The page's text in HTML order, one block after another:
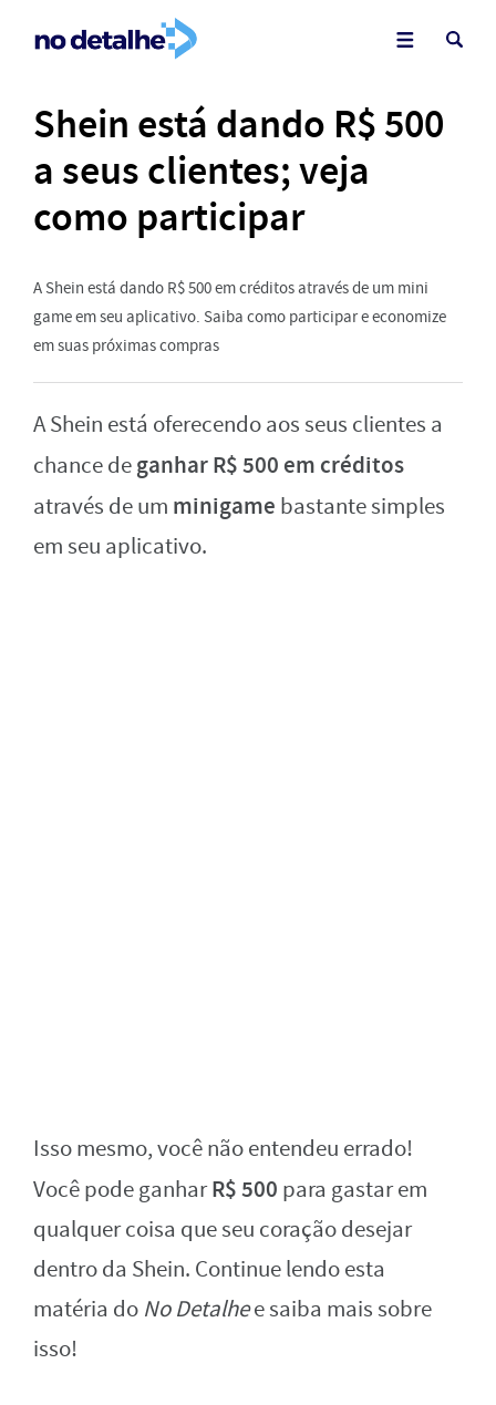
Shein está dando R$ 500
a seus clientes; veja
como participar
A Shein está dando R$ 500 em créditos através de um mini
game em seu aplicativo. Saiba como participar e economize
em suas próximas compras
A Shein está oferecendo aos seus clientes a
chance deganhar R$ 500 em créditos
através de um minigame bastante simples
em seu aplicativo.
Isso mesmo, você não entendeu errado!
Você pode ganharR$ 500 para gastar em
qualquer coisa que seu coração desejar
dentro da Shein. Continue lendo esta
matéria do No Detalhee saiba mais sobre
isso!